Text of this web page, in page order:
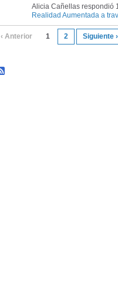
Alicia Cañellas respondió
Realidad Aumentada a
‹ Anterior 1 2 Siguiente ›